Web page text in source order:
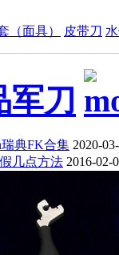
（面具） 皮带刀
军刀
典FK合集 2020-
几点方法 2016-02-